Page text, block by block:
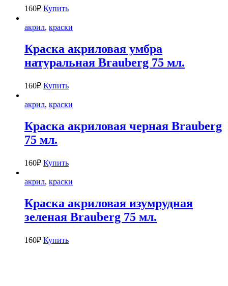
160₽ Купить
акрил, краски
Краска акриловая умбра
натуральная Brauberg 75 мл.
160₽ Купить
акрил, краски
Краска акриловая черная Brauberg
75 мл.
160₽ Купить
акрил, краски
Краска акриловая изумрудная
зеленая Brauberg 75 мл.
160₽ Купить